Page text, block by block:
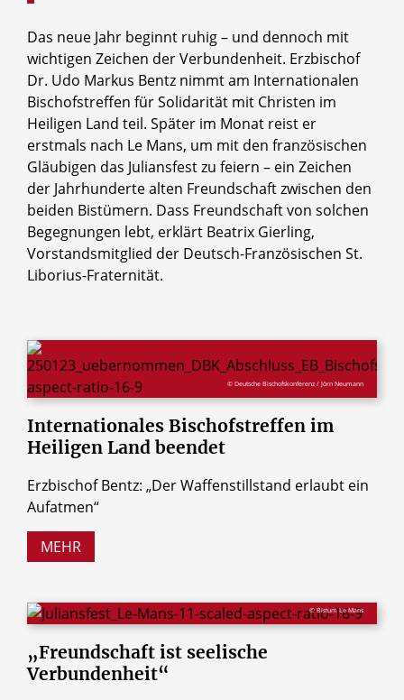
Das neue Jahr beginnt ruhig – und dennoch mit
wichtigen Zeichen der Verbundenheit. Erzbischof
Dr. Udo Markus Bentz nimmt am Internationalen
Bischofstreffen für Solidarität mit Christen im
Heiligen Land teil. Später im Monat reist er
erstmals nach Le Mans, um mit den französischen
Gläubigen das Juliansfest zu feiern – ein Zeichen
der Jahrhunderte alten Freundschaft zwischen den
beiden Bistümern. Dass Freundschaft von solchen
Begegnungen lebt, erklärt Beatrix Gierling,
Vorstandsmitglied der Deutsch-Französischen St.
Liborius-Fraternität.
© Deutsche Bischofskonferenz / Jörn Neumann
Internationales Bischofstreffen im
Heiligen Land beendet
Erzbischof Bentz: „Der Waffenstillstand erlaubt ein
Aufatmen“
MEHR
© Bistum Le Mans
„Freundschaft ist seelische
Verbundenheit“